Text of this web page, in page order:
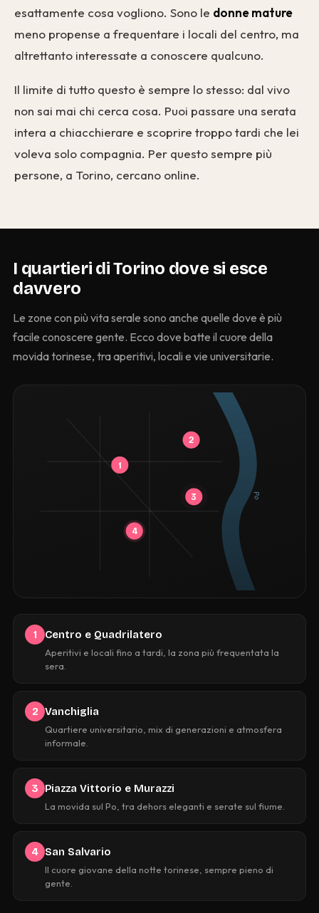
esattamente cosa vogliono. Sono le donne mature
meno propense a frequentare i locali del centro, ma
altrettanto interessate a conoscere qualcuno.
Il limite di tutto questo è sempre lo stesso: dal vivo
non sai mai chi cerca cosa. Puoi passare una serata
intera a chiacchierare e scoprire troppo tardi che lei
voleva solo compagnia. Per questo sempre più
persone, a Torino, cercano online.
I quartieri di Torino dove si esce
davvero
Le zone con più vita serale sono anche quelle dove è più
facile conoscere gente. Ecco dove batte il cuore della
movida torinese, tra aperitivi, locali e vie universitarie.
Po
1
2
3
4
1 Centro e Quadrilatero
Aperitivi e locali fino a tardi, la zona più frequentata la
sera.
2 Vanchiglia
Quartiere universitario, mix di generazioni e atmosfera
informale.
3 Piazza Vittorio e Murazzi
La movida sul Po, tra dehors eleganti e serate sul fiume.
4 San Salvario
Il cuore giovane della notte torinese, sempre pieno di
gente.